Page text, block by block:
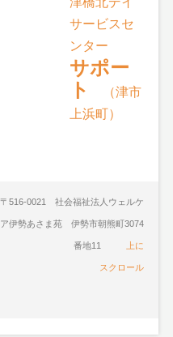
サービスセ
ンター
サポー
ト
（津市
上浜町）
〒516-0021 社会福祉法人ウェルケ
ア伊勢あさま苑 伊勢市朝熊町3074
番地11 上に
スクロール